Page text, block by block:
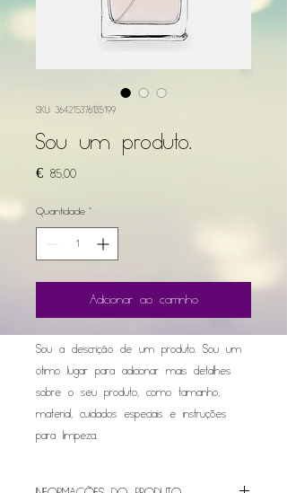
SKU: 364215376135199
Sou um produto.
€ 85,00Preço
Quantidade *
Adicionar ao carrinho
Sou a descrição de um produto. Sou um
ótimo lugar para adicionar mais detalhes
sobre o seu produto, como tamanho,
material, cuidados especiais e instruções
para limpeza.